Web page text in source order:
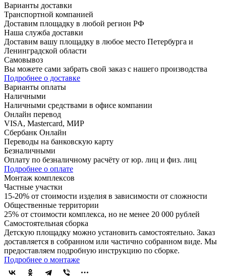
Варианты доставки
Транспортной компанией
Доставим площадку в любой регион РФ
Наша служба доставки
Доставим вашу площадку в любое место Петербурга и
Ленинградской области
Самовывоз
Вы можете сами забрать свой заказ с нашего производства
Подробнее о доставке
Варианты оплаты
Наличными
Наличными средствами в офисе компании
Онлайн перевод
VISA, Mastercard, МИР
Сбербанк Онлайн
Переводы на банковскую карту
Безналичными
Оплату по безналичному расчёту от юр. лиц и физ. лиц
Подробнее о оплате
Монтаж комплексов
Частные участки
15-20% от стоимости изделия в зависимости от сложности
Общественные территории
25% от стоимости комплекса, но не менее 20 000 рублей
Самостоятельная сборка
Детскую площадку можно установить самостоятельно. Заказ
доставляется в собранном или частично собранном виде. Мы
предоставляем подробную инструкцию по сборке.
Подробнее о монтаже